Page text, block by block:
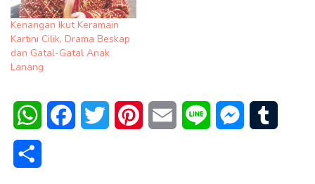
Kenangan Ikut Keramain
Kartini Cilik, Drama Beskap
dan Gatal-Gatal Anak
Lanang
WhatsAppFacebookTwitter PinterestEmail Line Messenger